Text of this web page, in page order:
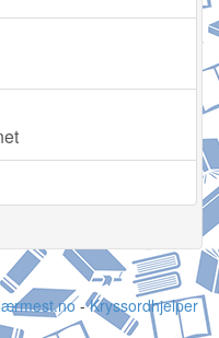
-Kryssordhjelper